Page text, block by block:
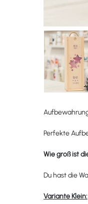
Perfekte
Wie groß ist
Du hast die
Variante Klein: